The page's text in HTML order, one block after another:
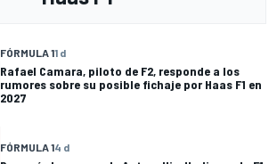
FÓRMULA 11 d
Rafael Camara, piloto de F2, responde a los
rumores sobre su posible fichaje por Haas F1 en
2027
FÓRMULA 14 d